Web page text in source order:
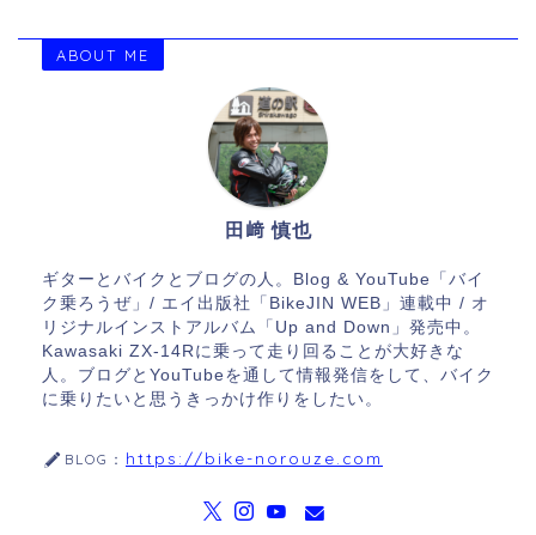
ABOUT ME
田﨑 慎也
ギターとバイクとブログの人。Blog & YouTube「バイ
ク乗ろうぜ」/ エイ出版社「BikeJIN WEB」連載中 / オ
リジナルインストアルバム「Up and Down」発売中。
Kawasaki ZX-14Rに乗って走り回ることが大好きな
人。ブログとYouTubeを通して情報発信をして、バイク
に乗りたいと思うきっかけ作りをしたい。
BLOG： https://bike-norouze.com